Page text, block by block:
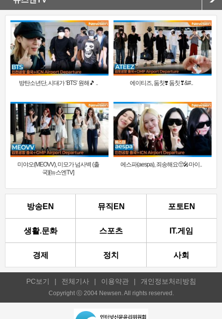
방탄소년단, 시대가 ‘BTS’ 원해🎵 .. 에이티즈, 둠칫❣️ 둠칫❣&#..
미야오(MEOVV), 미모가 넘사벽 (출
국)[뉴스엔TV]
에스파(aespa), 죄송해요🥺🎤마이..
방송EN 뮤직EN 포토EN
생활.문화 스포츠 IT.게임
경제 정치 사회
PC보기 | 전체기사 | 이용약관 | 개인정보처리방침
Copyright ⓒ 2004 Newsen. All rights reserved.